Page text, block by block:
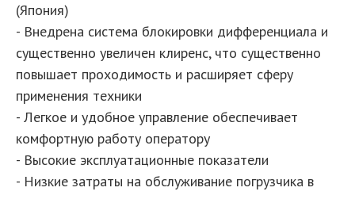
(Япония)
- Внедрена система блокировки дифференциала и
существенно увеличен клиренс, что существенно
повышает проходимость и расширяет сферу
применения техники
- Легкое и удобное управление обеспечивает
комфортную работу оператору
- Высокие эксплуатационные показатели
- Низкие затраты на обслуживание погрузчика в